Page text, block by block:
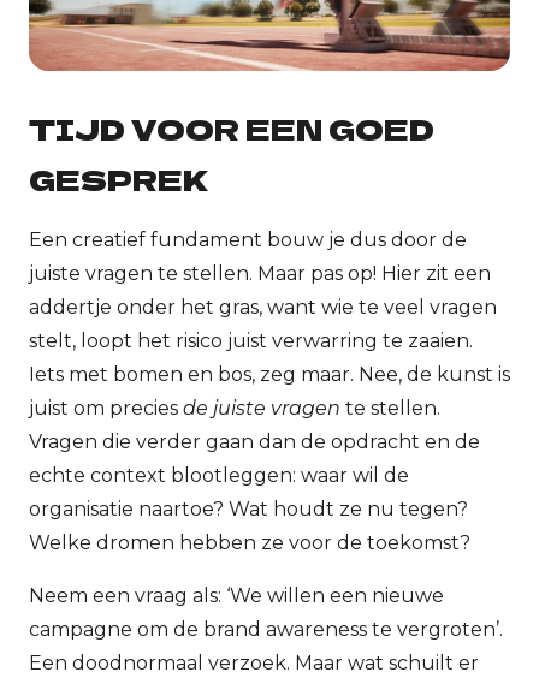
TIJD VOOR EEN GOED
GESPREK
Een creatief fundament bouw je dus door de
juiste vragen te stellen. Maar pas op! Hier zit een
addertje onder het gras, want wie te veel vragen
stelt, loopt het risico juist verwarring te zaaien.
Iets met bomen en bos, zeg maar. Nee, de kunst is
juist om precies de juiste vragen te stellen.
Vragen die verder gaan dan de opdracht en de
echte context blootleggen: waar wil de
organisatie naartoe? Wat houdt ze nu tegen?
Welke dromen hebben ze voor de toekomst?
Neem een vraag als: ‘We willen een nieuwe
campagne om de brand awareness te vergroten’.
Een doodnormaal verzoek. Maar wat schuilt er